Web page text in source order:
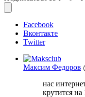
Facebook
Вконтакте
Twitter
Максим Федоров
нас
крутится на